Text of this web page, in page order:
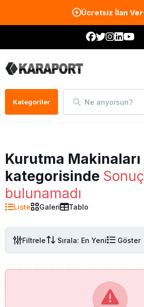
Ücretsiz İlan Ver
Kategoriler Ne arıyorsun?
Kurutma Makinaları
kategorisinde Sonuç
bulunamadı
Liste Galeri Tablo
Filtrele Sırala: En Yeni Göster